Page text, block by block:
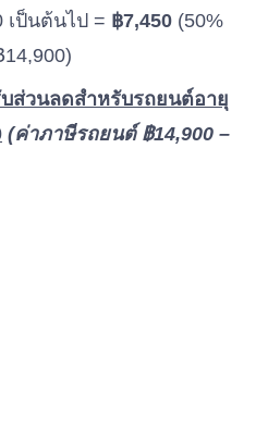
ป็นต้นไป = ฿7,450 (50%
ส่วนลดสำหรับรถยนต์อายุ
(ค่าภาษีรถยนต์ ฿14,900 –